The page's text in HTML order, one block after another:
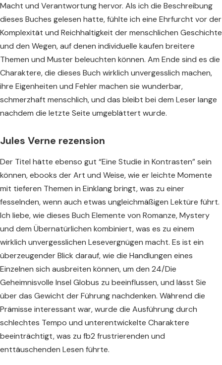
Macht und Verantwortung hervor. Als ich die Beschreibung
dieses Buches gelesen hatte, fühlte ich eine Ehrfurcht vor der
Komplexität und Reichhaltigkeit der menschlichen Geschichte
und den Wegen, auf denen individuelle kaufen breitere
Themen und Muster beleuchten können. Am Ende sind es die
Charaktere, die dieses Buch wirklich unvergesslich machen,
ihre Eigenheiten und Fehler machen sie wunderbar,
schmerzhaft menschlich, und das bleibt bei dem Leser lange
nachdem die letzte Seite umgeblättert wurde.
Jules Verne rezension
Der Titel hätte ebenso gut “Eine Studie in Kontrasten” sein
können, ebooks der Art und Weise, wie er leichte Momente
mit tieferen Themen in Einklang bringt, was zu einer
fesselnden, wenn auch etwas ungleichmäßigen Lektüre führt.
Ich liebe, wie dieses Buch Elemente von Romanze, Mystery
und dem Übernatürlichen kombiniert, was es zu einem
wirklich unvergesslichen Lesevergnügen macht. Es ist ein
überzeugender Blick darauf, wie die Handlungen eines
Einzelnen sich ausbreiten können, um den 24/Die
Geheimnisvolle Insel Globus zu beeinflussen, und lässt Sie
über das Gewicht der Führung nachdenken. Während die
Prämisse interessant war, wurde die Ausführung durch
schlechtes Tempo und unterentwickelte Charaktere
beeinträchtigt, was zu fb2 frustrierenden und
enttäuschenden Lesen führte.